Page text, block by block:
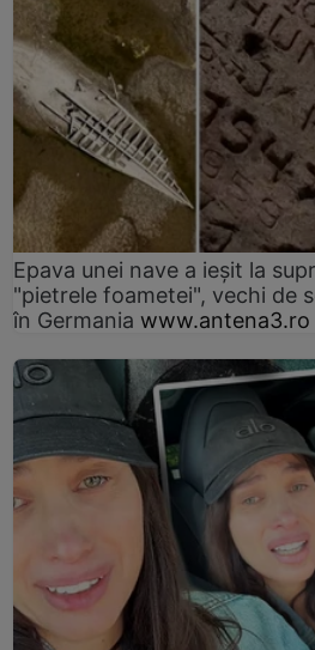
Epava unei nave a ieșit la
"pietrele foametei", vechi de
în Germania www.antena3.ro